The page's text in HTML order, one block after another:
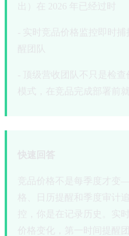
出）在 2026 年已经过时
- 实时竞品价格监控即时
醒团队
- 顶级营收团队不只是检
模式，在竞品完成部署前
快速回答
竞品价格不是每季度才变
格、日历提醒和季度审计
控，你是在记录历史。实
价格变化，第一时间提醒